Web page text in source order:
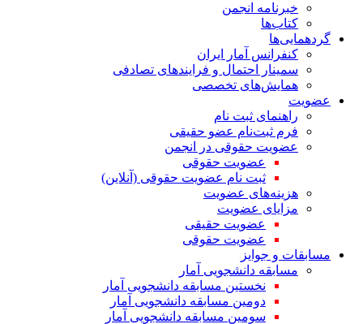
خبرنامه انجمن
کتاب‌ها
گردهمایی‌ها
کنفرانس آمار ایران
سمینار احتمال و فرایندهای تصادفی
همایش‌های تخصصی
عضویت
راهنمای ثبت نام
فرم ثبت‌نام عضو حقیقی
عضویت حقوقی در انجمن
عضویت حقوقی
ثبت نام عضویت حقوقی (آنلاین)
هزینه‌های عضویت
مزایای عضویت
عضویت حقیقی
عضویت حقوقی
مسابقات و جوایز
مسابقه دانشجویی آمار
نخستین مسابقه دانشجویی آمار
دومین مسابقه دانشجویی آمار
سومین مسابقه دانشجویی آمار